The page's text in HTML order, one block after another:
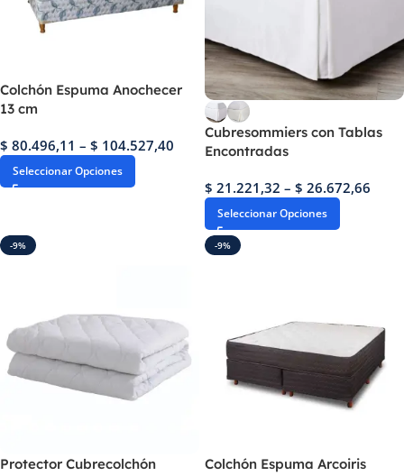
Colchón Espuma Anochecer
13 cm
$ 80.496,11 – $ 104.527,40
Seleccionar Opciones
Cubresommiers con Tablas
Encontradas
$ 21.221,32 – $ 26.672,66
Seleccionar Opciones
-9%
Protector Cubrecolchón
-9%
Colchón Espuma Arcoiris